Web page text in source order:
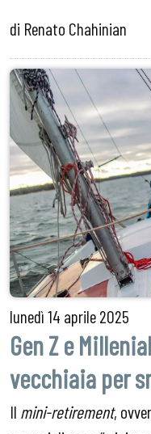
di Renato Chahinian
lunedì14 aprile 2025
Gen Z e
vecchiaia per
Il mini-retirement,